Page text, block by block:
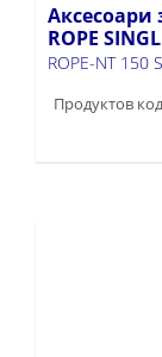
Аксесоари
ROPE
ROPE-NT 150
Продуктов